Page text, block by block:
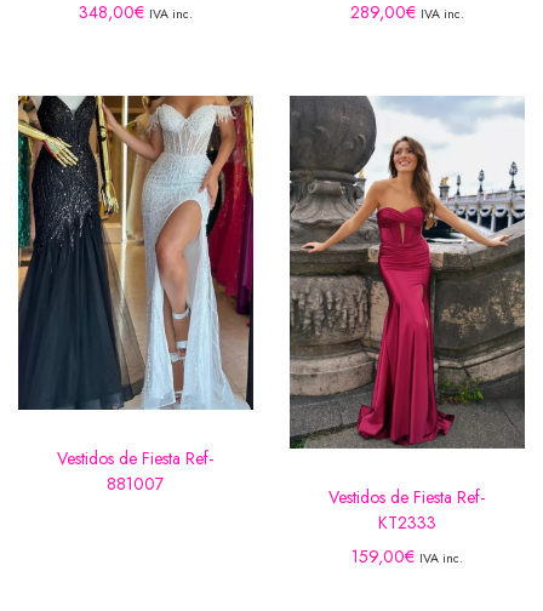
348,00€ IVA inc.
289,00€ IVA inc.
Vestidos de Fiesta Ref-
881007
Vestidos de Fiesta Ref-
KT2333
159,00€ IVA inc.